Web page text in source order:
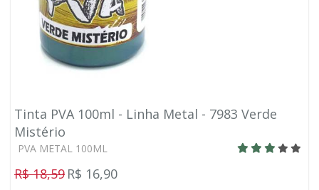
Tinta PVA 100ml - Linha Metal - 7983 Verde
Mistério
PVA METAL 100ML
R$ 18,59 R$ 16,90